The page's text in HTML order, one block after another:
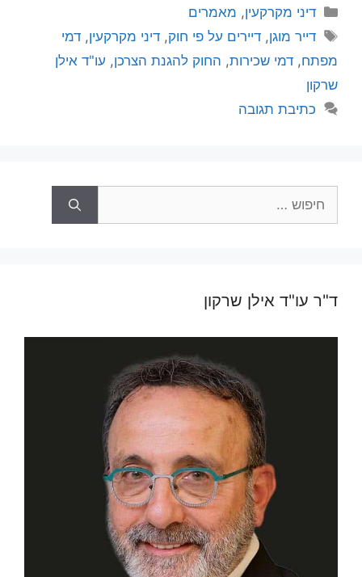
קטגוריות
דיני מקרקעין, מאמרים
תגיות
דייר מוגן,דיירים על פי חוק,דיני מקרקעין,דמי
מפתח, דמי שכירות, החוק להגנת הצרכן, עו"ד אילן
שרקון
כתיבת תגובה
ד"ר עו"ד אילן שרקון